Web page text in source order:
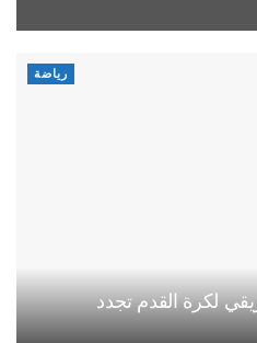
رياضة
لكرة القدم تجدد